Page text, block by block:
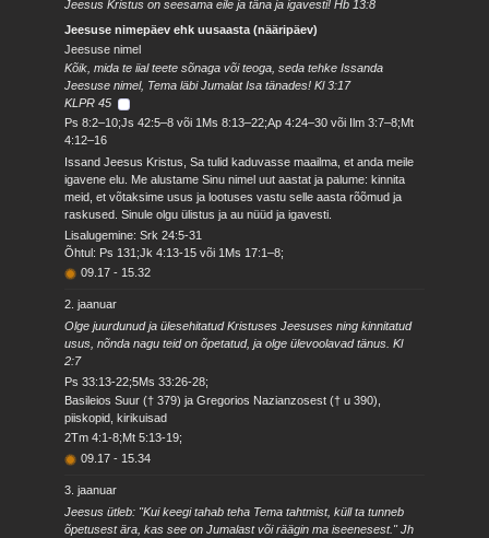
Jeesus Kristus on seesama eile ja täna ja igavesti! Hb 13:8
Jeesuse nimepäev ehk uusaasta (nääripäev)
Jeesuse nimel
Kõik, mida te iial teete sõnaga või teoga, seda tehke Issanda
Jeesuse nimel, Tema läbi Jumalat Isa tänades! Kl 3:17
KLPR 45
Ps 8:2–10;Js 42:5–8 või 1Ms 8:13–22;Ap 4:24–30 või Ilm 3:7–8;Mt
4:12–16
Issand Jeesus Kristus, Sa tulid kaduvasse maailma, et anda meile
igavene elu. Me alustame Sinu nimel uut aastat ja palume: kinnita
meid, et võtaksime usus ja lootuses vastu selle aasta rõõmud ja
raskused. Sinule olgu ülistus ja au nüüd ja igavesti.
Lisalugemine: Srk 24:5-31
Õhtul: Ps 131;Jk 4:13-15 või 1Ms 17:1–8;
09.17 - 15.32
2. jaanuar
Olge juurdunud ja ülesehitatud Kristuses Jeesuses ning kinnitatud
usus, nõnda nagu teid on õpetatud, ja olge ülevoolavad tänus. Kl
2:7
Ps 33:13-22;5Ms 33:26-28;
Basileios Suur († 379) ja Gregorios Nazianzosest († u 390),
piiskopid, kirikuisad
2Tm 4:1-8;Mt 5:13-19;
09.17 - 15.34
3. jaanuar
Jeesus ütleb: "Kui keegi tahab teha Tema tahtmist, küll ta tunneb
õpetusest ära, kas see on Jumalast või räägin ma iseenesest." Jh